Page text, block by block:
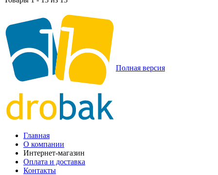
Полная версия
Главная
О компании
Интернет-магазин
Оплата и доставка
Контакты